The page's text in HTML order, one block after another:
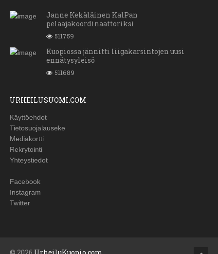
Janne Kekäläinen KalPan
pelaajakoordinaattoriksi
511759
Kuopiossa jännitti liigakarsintojen uusi
ennätysyleisö
511689
URHEILUSUOMI.COM
Käyttöehdot
Tietosuojalauseke
Mediakortti
Rekrytointi
Yhteystiedot
Facebook
Instagram
Twitter